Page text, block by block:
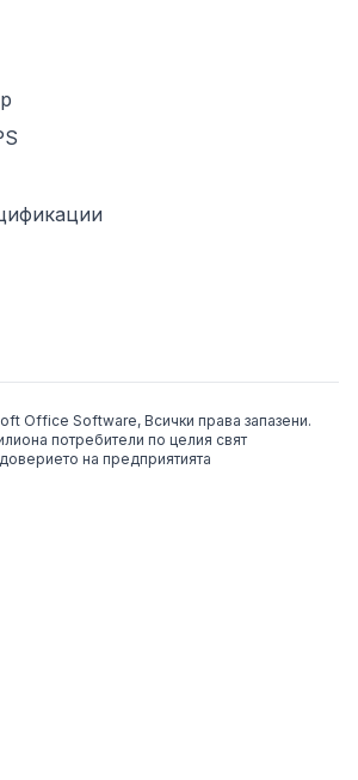
Office Software, Всички права запазени.
потребители по целия свят
на предприятията